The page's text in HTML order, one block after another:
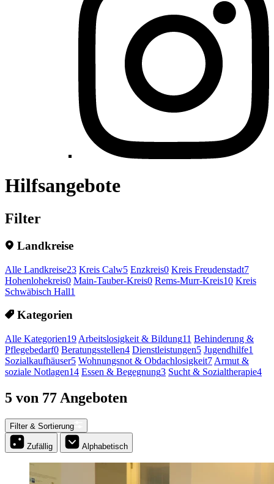
Hilfsangebote
Filter
Landkreise
Alle Landkreise23 Kreis Calw5 Enzkreis0 Kreis Freudenstadt7
Hohenlohekreis0 Main-Tauber-Kreis0 Rems-Murr-Kreis10 Kreis
Schwäbisch Hall1
Kategorien
Alle Kategorien19 Arbeitslosigkeit & Bildung11 Behinderung &
Pflegebedarf0 Beratungsstellen4 Dienstleistungen5 Jugendhilfe1
Sozialkaufhäuser5 Wohnungsnot & Obdachlosigkeit7 Armut &
soziale Notlagen14 Essen & Begegnung3 Sucht & Sozialtherapie4
5 von 77 Angeboten
Filter & Sortierung
Zufällig Alphabetisch